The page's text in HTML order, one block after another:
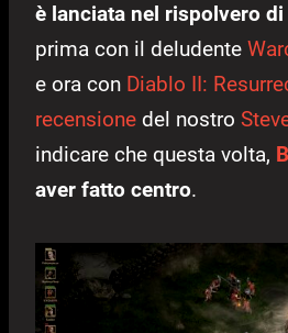
è lanciata nel rispolvero
prima con il deludente
e ora con Diablo II:
recensione del nostro
indicare che questa volta,
aver fatto centro.